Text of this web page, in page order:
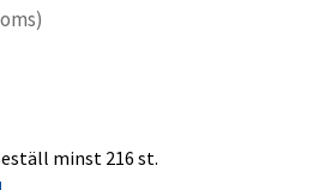
minst 216 st.